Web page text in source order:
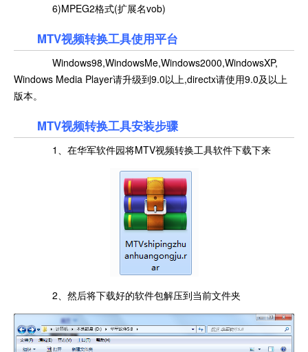
6)MPEG2格式(扩展名vob)
MTV视频转换工具使用平台
Windows98,WindowsMe,Windows2000,WindowsXP,
Windows Media Player请升级到9.0以上,directx请使用9.0及以上
版本。
MTV视频转换工具安装步骤
1、在华军软件园将MTV视频转换工具软件下载下来
2、然后将下载好的软件包解压到当前文件夹